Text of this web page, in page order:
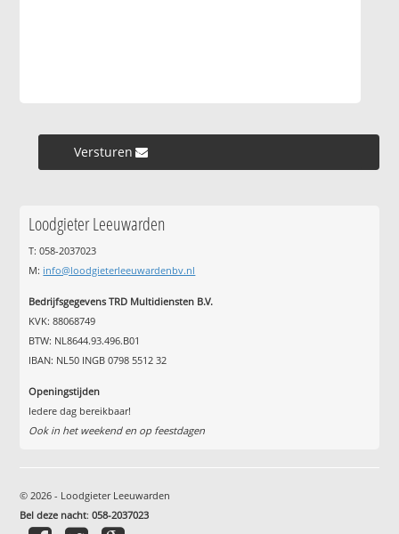
Versturen »
Loodgieter Leeuwarden
T: 058-2037023
M: info@loodgieterleeuwardenbv.nl
Bedrijfsgegevens TRD Multidiensten B.V.
KVK: 88068749
BTW: NL8644.93.496.B01
IBAN: NL50 INGB 0798 5512 32
Openingstijden
Iedere dag bereikbaar!
Ook in het weekend en op feestdagen
© 2026 - Loodgieter Leeuwarden
Bel deze nacht:058-2037023